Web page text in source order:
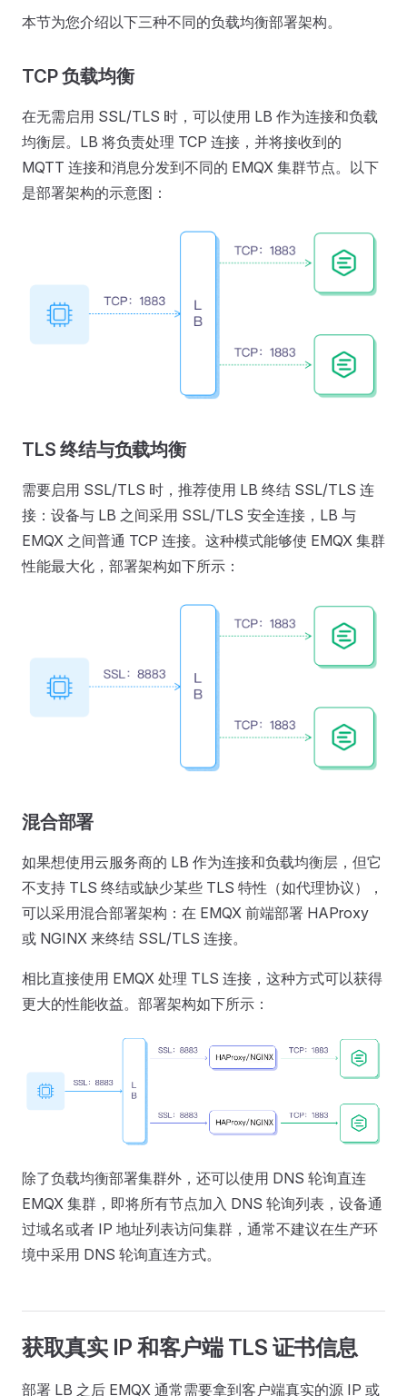
本节为您介绍以下三种不同的负载均衡部署架构。
TCP 负载均衡
在无需启用 SSL/TLS 时，可以使用 LB 作为连接和负载
均衡层。LB 将负责处理 TCP 连接，并将接收到的
MQTT 连接和消息分发到不同的 EMQX 集群节点。以下
是部署架构的示意图：
TLS 终结与负载均衡
需要启用 SSL/TLS 时，推荐使用 LB 终结 SSL/TLS 连
接：设备与 LB 之间采用 SSL/TLS 安全连接，LB 与
EMQX 之间普通 TCP 连接。这种模式能够使 EMQX 集群
性能最大化，部署架构如下所示：
混合部署
如果想使用云服务商的 LB 作为连接和负载均衡层，但它
不支持 TLS 终结或缺少某些 TLS 特性（如代理协议），
可以采用混合部署架构：在 EMQX 前端部署 HAProxy
或 NGINX 来终结 SSL/TLS 连接。
相比直接使用 EMQX 处理 TLS 连接，这种方式可以获得
更大的性能收益。部署架构如下所示：
除了负载均衡部署集群外，还可以使用 DNS 轮询直连
EMQX 集群，即将所有节点加入 DNS 轮询列表，设备通
过域名或者 IP 地址列表访问集群，通常不建议在生产环
境中采用 DNS 轮询直连方式。
获取真实 IP 和客户端 TLS 证书信息
部署 LB 之后 EMQX 通常需要拿到客户端真实的源 IP 或